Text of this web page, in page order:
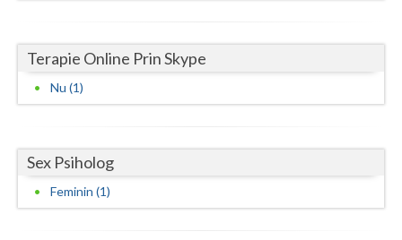
Terapie Online Prin Skype
Nu (1)
Sex Psiholog
Feminin (1)